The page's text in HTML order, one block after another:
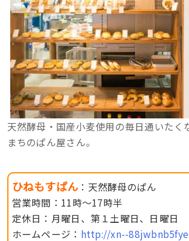
天然酵母・国産小麦使用の毎日通いたく
まちのぱん屋さん。
ひねもすぱん ：天然酵母のぱん
営業時間：11時〜17時半
定休日：月曜日、第１土曜日、日曜日
ホームページ： http://xn--